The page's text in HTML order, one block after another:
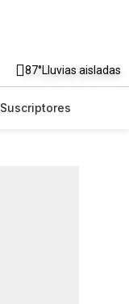
87°Lluvias aisladas
Suscriptores